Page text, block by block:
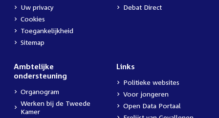
Uw privacy
Cookies
Toegankelijkheid
Sitemap
Debat Direct
Ambtelijke
ondersteuning
Organogram
Werken bij de Tweede
Kamer
Links
Politieke websites
Voor jongeren
Open Data Portaal